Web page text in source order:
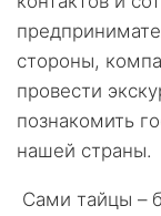
стороны,
провести
познакомить
нашей страны.
Сами тайцы –